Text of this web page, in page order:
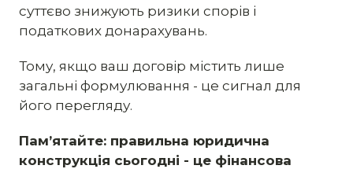
суттєво знижують ризики спорів і
податкових донарахувань.
Тому, якщо ваш договір містить лише
загальні формулювання - це сигнал для
його перегляду.
Пам’ятайте: правильна юридична
конструкція сьогодні - це фінансова